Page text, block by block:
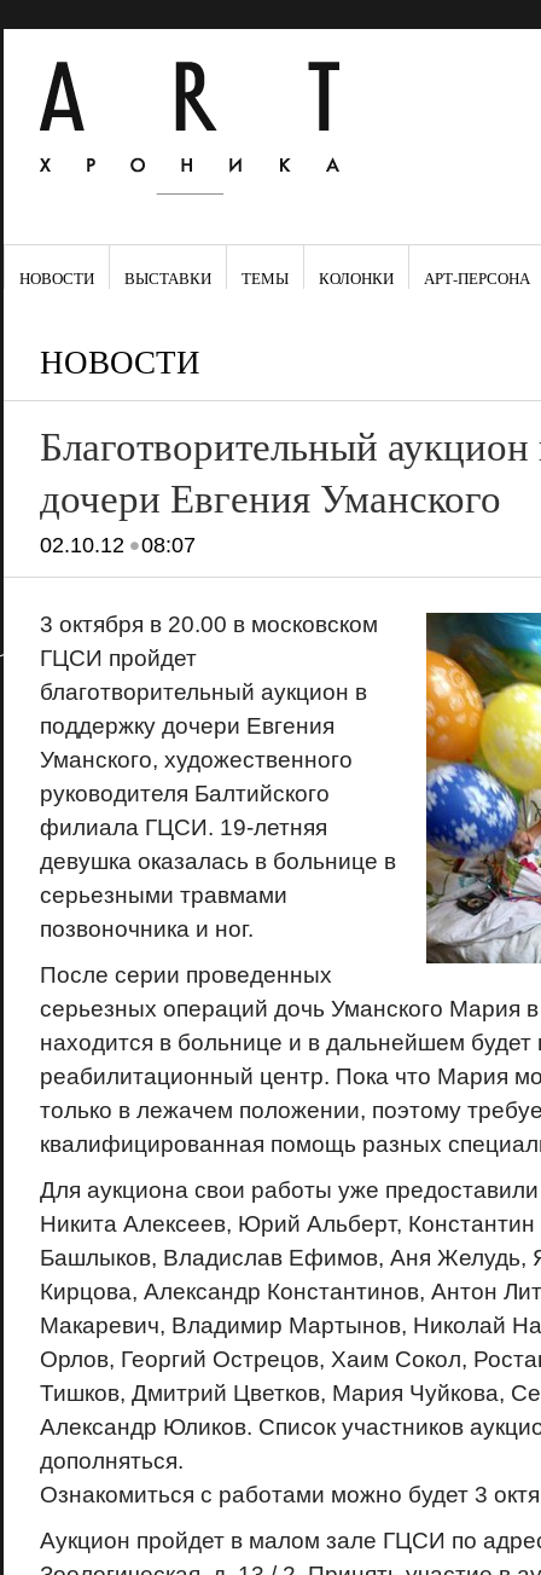
НОВОСТИ ВЫСТАВКИ ТЕМЫ КОЛОНКИ АРТ-ПЕРСОНА
НОВОСТИ
Благотворительный
дочери Евгения Уманского
02.10.12•08:07
3 октября в 20.00 в московском
ГЦСИ пройдет
благотворительный аукцион в
поддержку дочери Евгения
Уманского, художественного
руководителя Балтийского
филиала ГЦСИ. 19-летняя
девушка оказалась в больнице в
серьезными травмами
позвоночника и ног.
После серии проведенных
серьезных операций дочь Уманского Мария
находится в больнице и в дальнейшем будет
реабилитационный центр. Пока что Мария
только в лежачем положении, поэтому
квалифицированная помощь разных
Для аукциона свои работы уже
Никита Алексеев, Юрий Альберт,
Башлыков, Владислав Ефимов, Аня Желудь,
Кирцова, Александр Константинов, Антон
Макаревич, Владимир Мартынов, Николай
Орлов, Георгий Острецов, Хаим Сокол,
Тишков, Дмитрий Цветков, Мария Чуйкова,
Александр Юликов. Список участников
дополняться.
Ознакомиться с работами можно будет 3
Аукцион пройдет в малом зале ГЦСИ по